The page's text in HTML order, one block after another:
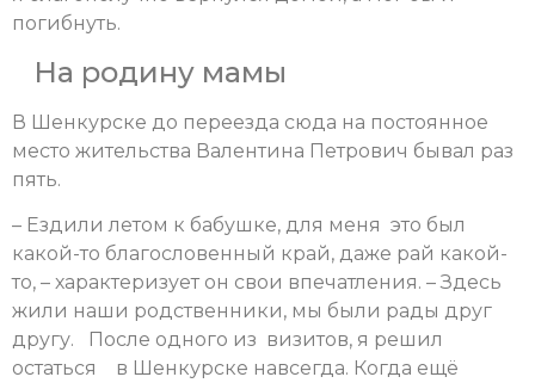
погибнуть.
На родину мамы
В Шенкурске до переезда сюда на постоянное
место жительства Валентина Петрович бывал раз
пять.
– Ездили летом к бабушке, для меня это был
какой-то благословенный край, даже рай какой-
то, – характеризует он свои впечатления. – Здесь
жили наши родственники, мы были рады друг
другу. После одного из визитов, я решил
остаться в Шенкурске навсегда. Когда ещё